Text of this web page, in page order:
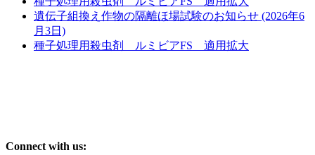
遺伝子組換え作物の隔離ほ場試験のお知らせ (2026年6
月3日)
種子処理用殺虫剤 ルミビアFS 適用拡大
Connect with us: